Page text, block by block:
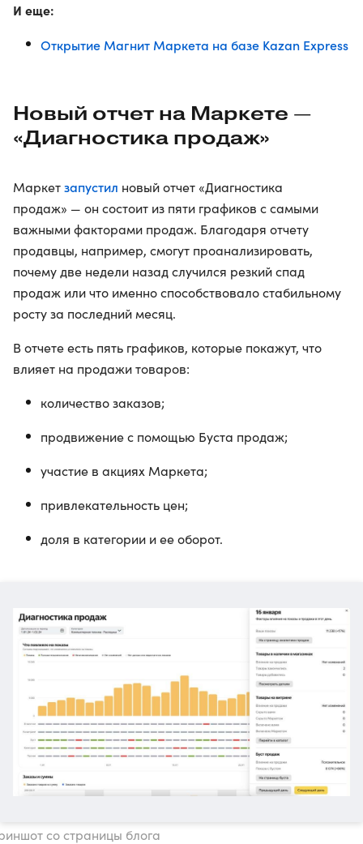
И еще:
Открытие Магнит Маркета на базе Kazan Express
Новый отчет на Маркете —
«Диагностика продаж»
Маркетзапустил новый отчет «Диагностика
продаж» — он состоит из пяти графиков с самыми
важными факторами продаж. Благодаря отчету
продавцы, например, смогут проанализировать,
почему две недели назад случился резкий спад
продаж или что именно способствовало стабильному
росту за последний месяц.
В отчете есть пять графиков, которые покажут, что
влияет на продажи товаров:
количество заказов;
продвижение с помощью Буста продаж;
участие в акциях Маркета;
привлекательность цен;
доля в категории и ее оборот.
со страницы блога